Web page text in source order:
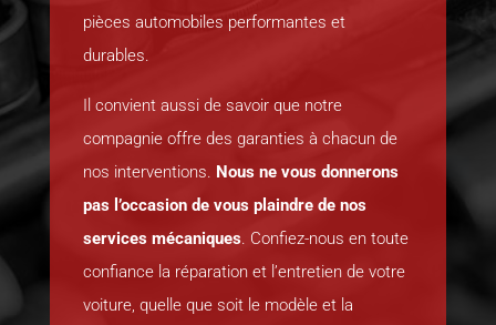
pièces automobiles performantes et
durables.
Il convient aussi de savoir que notre
compagnie offre des garanties à chacun de
nos interventions. Nous ne vous donnerons
pas l’occasion de vous plaindre de nos
services mécaniques. Confiez-nous en toute
confiance la réparation et l’entretien de votre
voiture, quelle que soit le modèle et la